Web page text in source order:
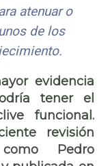
atenuar o
de los
evidencia
tener el
funcional.
revisión
Pedro